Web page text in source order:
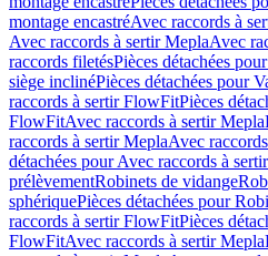
montage encastréAvec raccords à
Avec raccords à sertir MeplaAvec
raccords filetésPièces détachées
siège inclinéPièces détachées pour
raccords à sertir FlowFitPièces
FlowFitAvec raccords à sertir Mepla
raccords à sertir MeplaAvec
détachées pour Avec raccords à
prélèvementRobinets de vidange
sphériquePièces détachées pour
raccords à sertir FlowFitPièces
FlowFitAvec raccords à sertir Mepla